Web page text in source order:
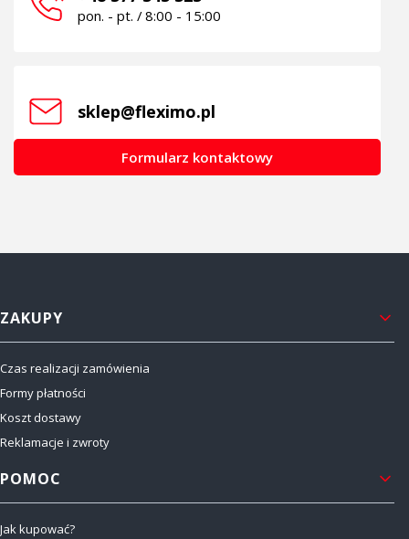
pon. - pt. / 8:00 - 15:00
sklep@fleximo.pl
Formularz kontaktowy
Linki w stopce
ZAKUPY
Czas realizacji zamówienia
Formy płatności
Koszt dostawy
Reklamacje i zwroty
POMOC
Jak kupować?